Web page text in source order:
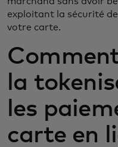
exploitant la sécurité
votre carte.
la
les
carte en